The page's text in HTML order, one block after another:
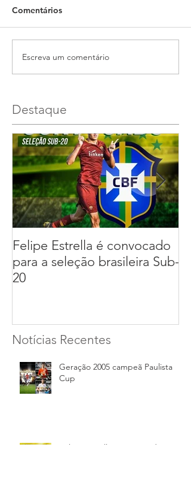
Comentários
Escreva um comentário
Destaque
Felipe Estrella é convocado
para a seleção brasileira Sub-
20
Notícias Recentes
Geração 2005 campeã Paulista
Cup
Felipe Estrella é convocado para